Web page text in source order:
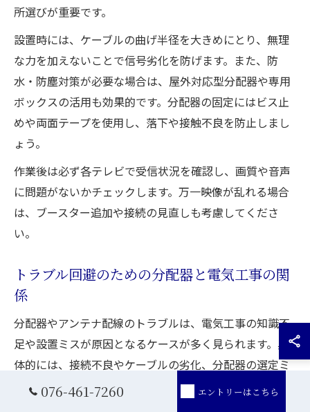
所選びが重要です。
設置時には、ケーブルの曲げ半径を大きめにとり、無理
な力を加えないことで信号劣化を防げます。また、防
水・防塵対策が必要な場合は、屋外対応型分配器や専用
ボックスの活用も効果的です。分配器の固定にはビス止
めや両面テープを使用し、落下や接触不良を防止しまし
ょう。
作業後は必ず各テレビで受信状況を確認し、画質や音声
に問題がないかチェックします。万一映像が乱れる場合
は、ブースター追加や接続の見直しも考慮してくださ
い。
トラブル回避のための分配器と電気工事の関
係
分配器やアンテナ配線のトラブルは、電気工事の知識不
足や設置ミスが原因となるケースが多く見られます。具
体的には、接続不良やケーブルの劣化、分配器の選定ミ
スが映像の乱れや受信障害につながります。特に古いア
076-461-7260 エントリーはこちら